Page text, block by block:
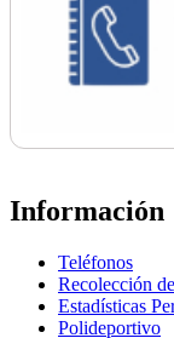
Información
Teléfonos
Recolección
Estadísticas
Polideportivo